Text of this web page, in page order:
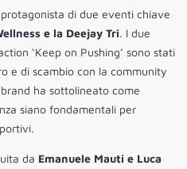
di due eventi chiave
e la Deejay Tri. I due
‘Keep on Pushing’ sono stati
e di scambio con la community
ha sottolineato come
siano fondamentali per
da Emanuele Mauti e Luca